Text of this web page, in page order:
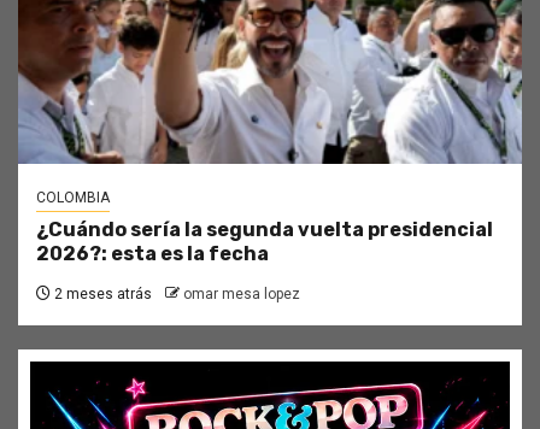
COLOMBIA
¿Cuándo sería la segunda vuelta presidencial
2026?: esta es la fecha
2 meses atrás omar mesa lopez